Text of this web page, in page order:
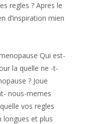
regles ? Apres le
d’inspiration mien
Qui est-
la quelle ne -t-
? Joue
nous-memes
vos regles
longues et plus